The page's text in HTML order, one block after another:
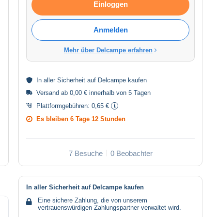
Einloggen
Anmelden
Mehr über Delcampe erfahren
In aller Sicherheit auf Delcampe kaufen
Versand ab 0,00 € innerhalb von 5 Tagen
Plattformgebühren: 0,65 €
Es bleiben 6 Tage 12 Stunden
7 Besuche 0 Beobachter
In aller Sicherheit auf Delcampe kaufen
Eine sichere Zahlung, die von unserem
vertrauenswürdigen Zahlungspartner verwaltet wird.